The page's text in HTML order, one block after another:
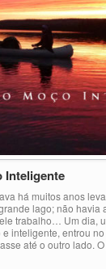
Inteligente
há muitos anos
lago; não havia
trabalho… Um dia,
inteligente, entrou
até o outro lado.